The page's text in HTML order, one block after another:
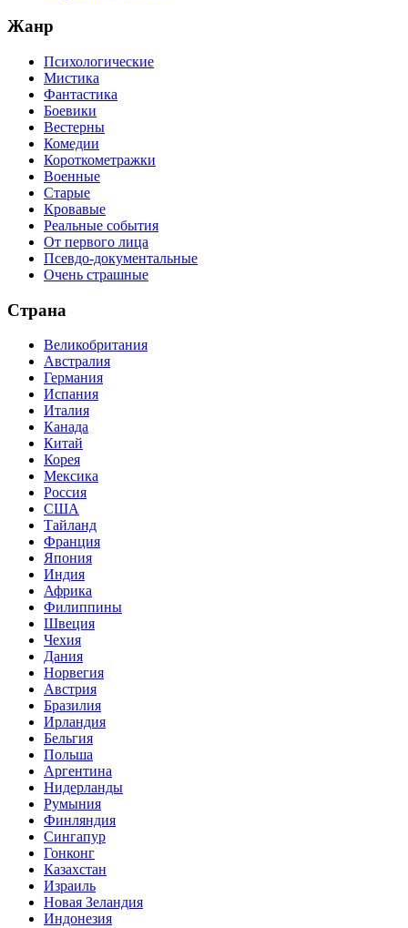
Жанр
Психологические
Мистика
Фантастика
Боевики
Вестерны
Комедии
Короткометражки
Военные
Старые
Кровавые
Реальные события
От первого лица
Псевдо-документальные
Очень страшные
Страна
Великобритания
Австралия
Германия
Испания
Италия
Канада
Китай
Корея
Мексика
Россия
США
Тайланд
Франция
Япония
Индия
Африка
Филиппины
Швеция
Чехия
Дания
Норвегия
Австрия
Бразилия
Ирландия
Бельгия
Польша
Аргентина
Нидерланды
Румыния
Финляндия
Сингапур
Гонконг
Казахстан
Израиль
Новая Зеландия
Индонезия